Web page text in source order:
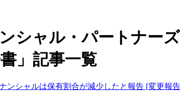
シャル・パートナー
」記事一覧
ンシャルは保有割合が減少したと報告 [変更報